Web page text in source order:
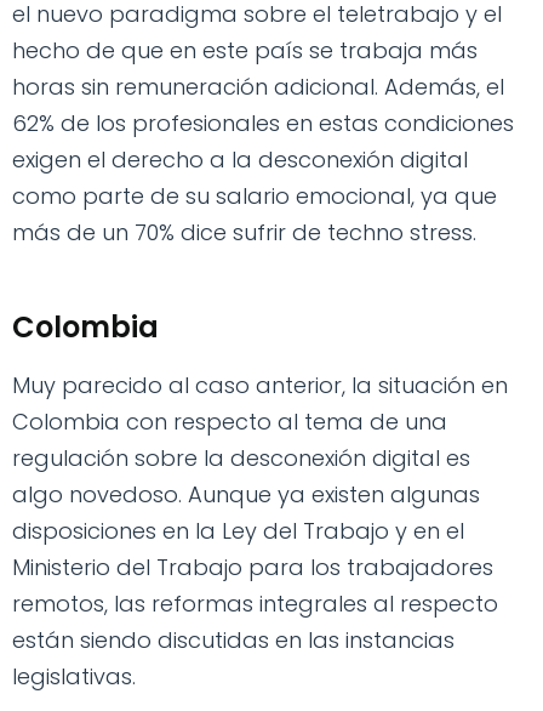
el nuevo paradigma sobre el teletrabajo y el
hecho de que en este país se trabaja más
horas sin remuneración adicional. Además, el
62% de los profesionales en estas condiciones
exigen el derecho a la desconexión digital
como parte de su salario emocional, ya que
más de un 70% dice sufrir de techno stress.
Colombia
Muy parecido al caso anterior, la situación en
Colombia con respecto al tema de una
regulación sobre la desconexión digital es
algo novedoso. Aunque ya existen algunas
disposiciones en la Ley del Trabajo y en el
Ministerio del Trabajo para los trabajadores
remotos, las reformas integrales al respecto
están siendo discutidas en las instancias
legislativas.